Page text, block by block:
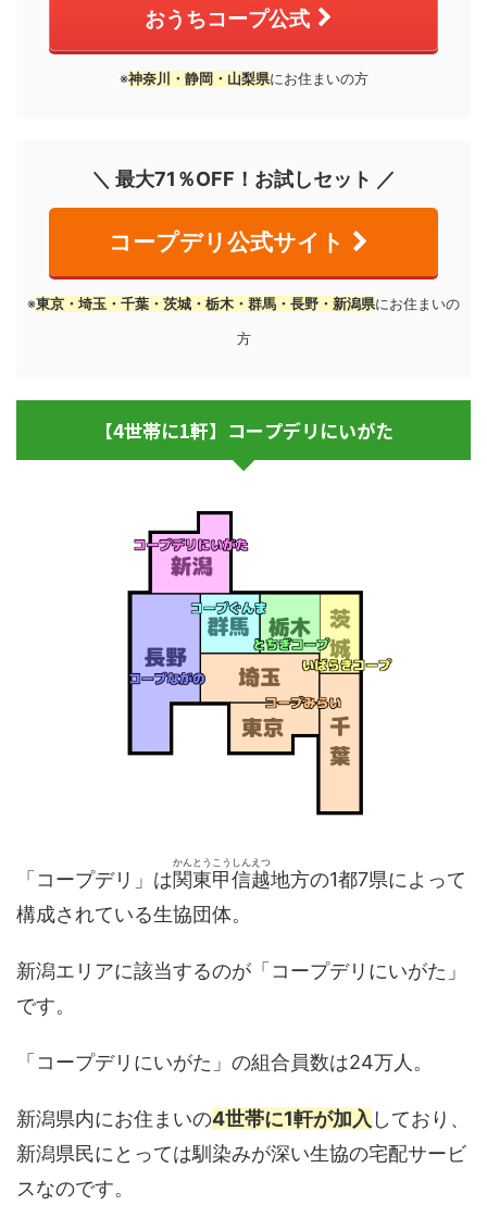
おうちコープ公式
※神奈川・静岡・山梨県にお住まいの方
＼ 最大71％OFF！お試しセット ／
コープデリ公式サイト
※東京・埼玉・千葉・茨城・栃木・群馬・長野・新潟県にお住まいの
方
【4世帯に1軒】コープデリにいがた
「コープデリ」は関東甲信越
かんとうこうしんえつ
地方の1都7県によって
構成されている生協団体。
新潟エリアに該当するのが「コープデリにいがた」
です。
「コープデリにいがた」の組合員数は24万人。
新潟県内にお住まいの4世帯に1軒が加入 しており、
新潟県民にとっては馴染みが深い生協の宅配サービ
スなのです。